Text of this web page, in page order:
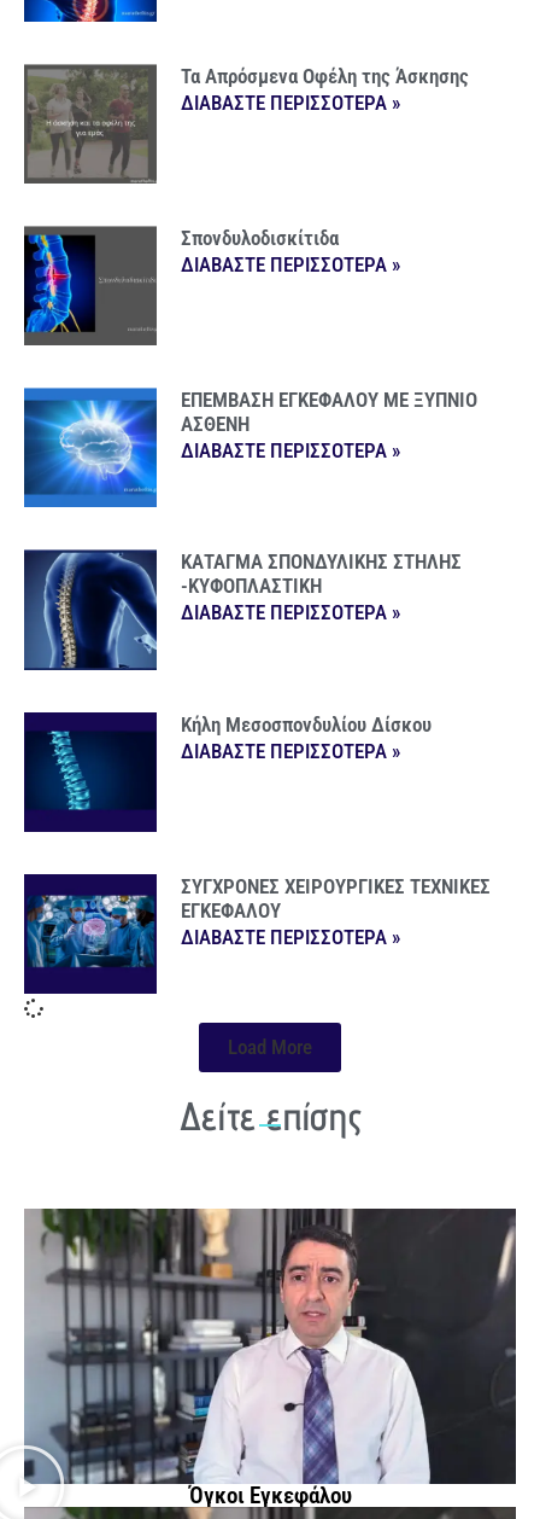
Τα Απρόσμενα Οφέλη της Άσκησης
ΔΙΑΒΑΣΤΕ ΠΕΡΙΣΣΟΤΕΡΑ »
Σπονδυλοδισκίτιδα
ΔΙΑΒΑΣΤΕ ΠΕΡΙΣΣΟΤΕΡΑ »
ΕΠΕΜΒΑΣΗ ΕΓΚΕΦΑΛΟΥ ΜΕ ΞΥΠΝΙΟ
ΑΣΘΕΝΗ
ΔΙΑΒΑΣΤΕ ΠΕΡΙΣΣΟΤΕΡΑ »
ΚΑΤΑΓΜΑ ΣΠΟΝΔΥΛΙΚΗΣ ΣΤΗΛΗΣ
-ΚΥΦΟΠΛΑΣΤΙΚΗ
ΔΙΑΒΑΣΤΕ ΠΕΡΙΣΣΟΤΕΡΑ »
Κήλη Μεσοσπονδυλίου Δίσκου
ΔΙΑΒΑΣΤΕ ΠΕΡΙΣΣΟΤΕΡΑ »
ΣΥΓΧΡΟΝΕΣ ΧΕΙΡΟΥΡΓΙΚΕΣ ΤΕΧΝΙΚΕΣ
ΕΓΚΕΦΑΛΟΥ
ΔΙΑΒΑΣΤΕ ΠΕΡΙΣΣΟΤΕΡΑ »
Load More
Δείτε επίσης
Όγκοι Εγκεφάλου